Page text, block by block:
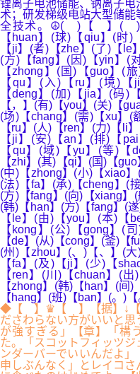
锂离子电池储能、钠离子
术；研发梯级电站大型储
全技术。☮( )【 】( )
【huan】(球)【qiu】(时
【ji】(者)【zhe】(了)【le
(方)【fang】(因)【yin】(
【zhong】(国)【guo】(
【qu】(入)【ru】(境)
【deng】(加)【jia】(码)
【，】(有)【you】(关)【
(场)【chang】(需)【xu】(
【ru】(人)【ren】(力)【li
【ji】(安)【an】(排)【
【qu】(域)【yu】(等)【
【zhi】(其)【qi】(国)【
(中)【zhong】(小)【xiao
(法)【fa】(承)【cheng】(
(方)【fang】(向)【xiang】
(韩)【han】(方)【fang】(
【le】(由)【you】(本)【
【kong】(公)【gong】(
【de】(从)【cong】(釜)【
(州)【zhou】(、)【、】(
【fa】(及)【ji】(少)【
【ren】(川)【chuan】(
【zhong】(韩)【han】(间
【hang】(班)【ban】(。)【
◆【 】♛【 】【据】↓【
ださわらない方がいいと
が強すぎる」【章】「構
た。「スコットフィッツ
ンダーバーでいいんだよ
申しぶんなく」とレイコ